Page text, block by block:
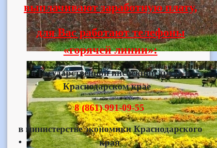
выплачивают заработную плату,
для Вас работаюттелефоны
«горячей линии»:
в Государственной инспекции труда в
Краснодарском крае
8 (861) 991-09-55
в министерстве экономики Краснодарского
края